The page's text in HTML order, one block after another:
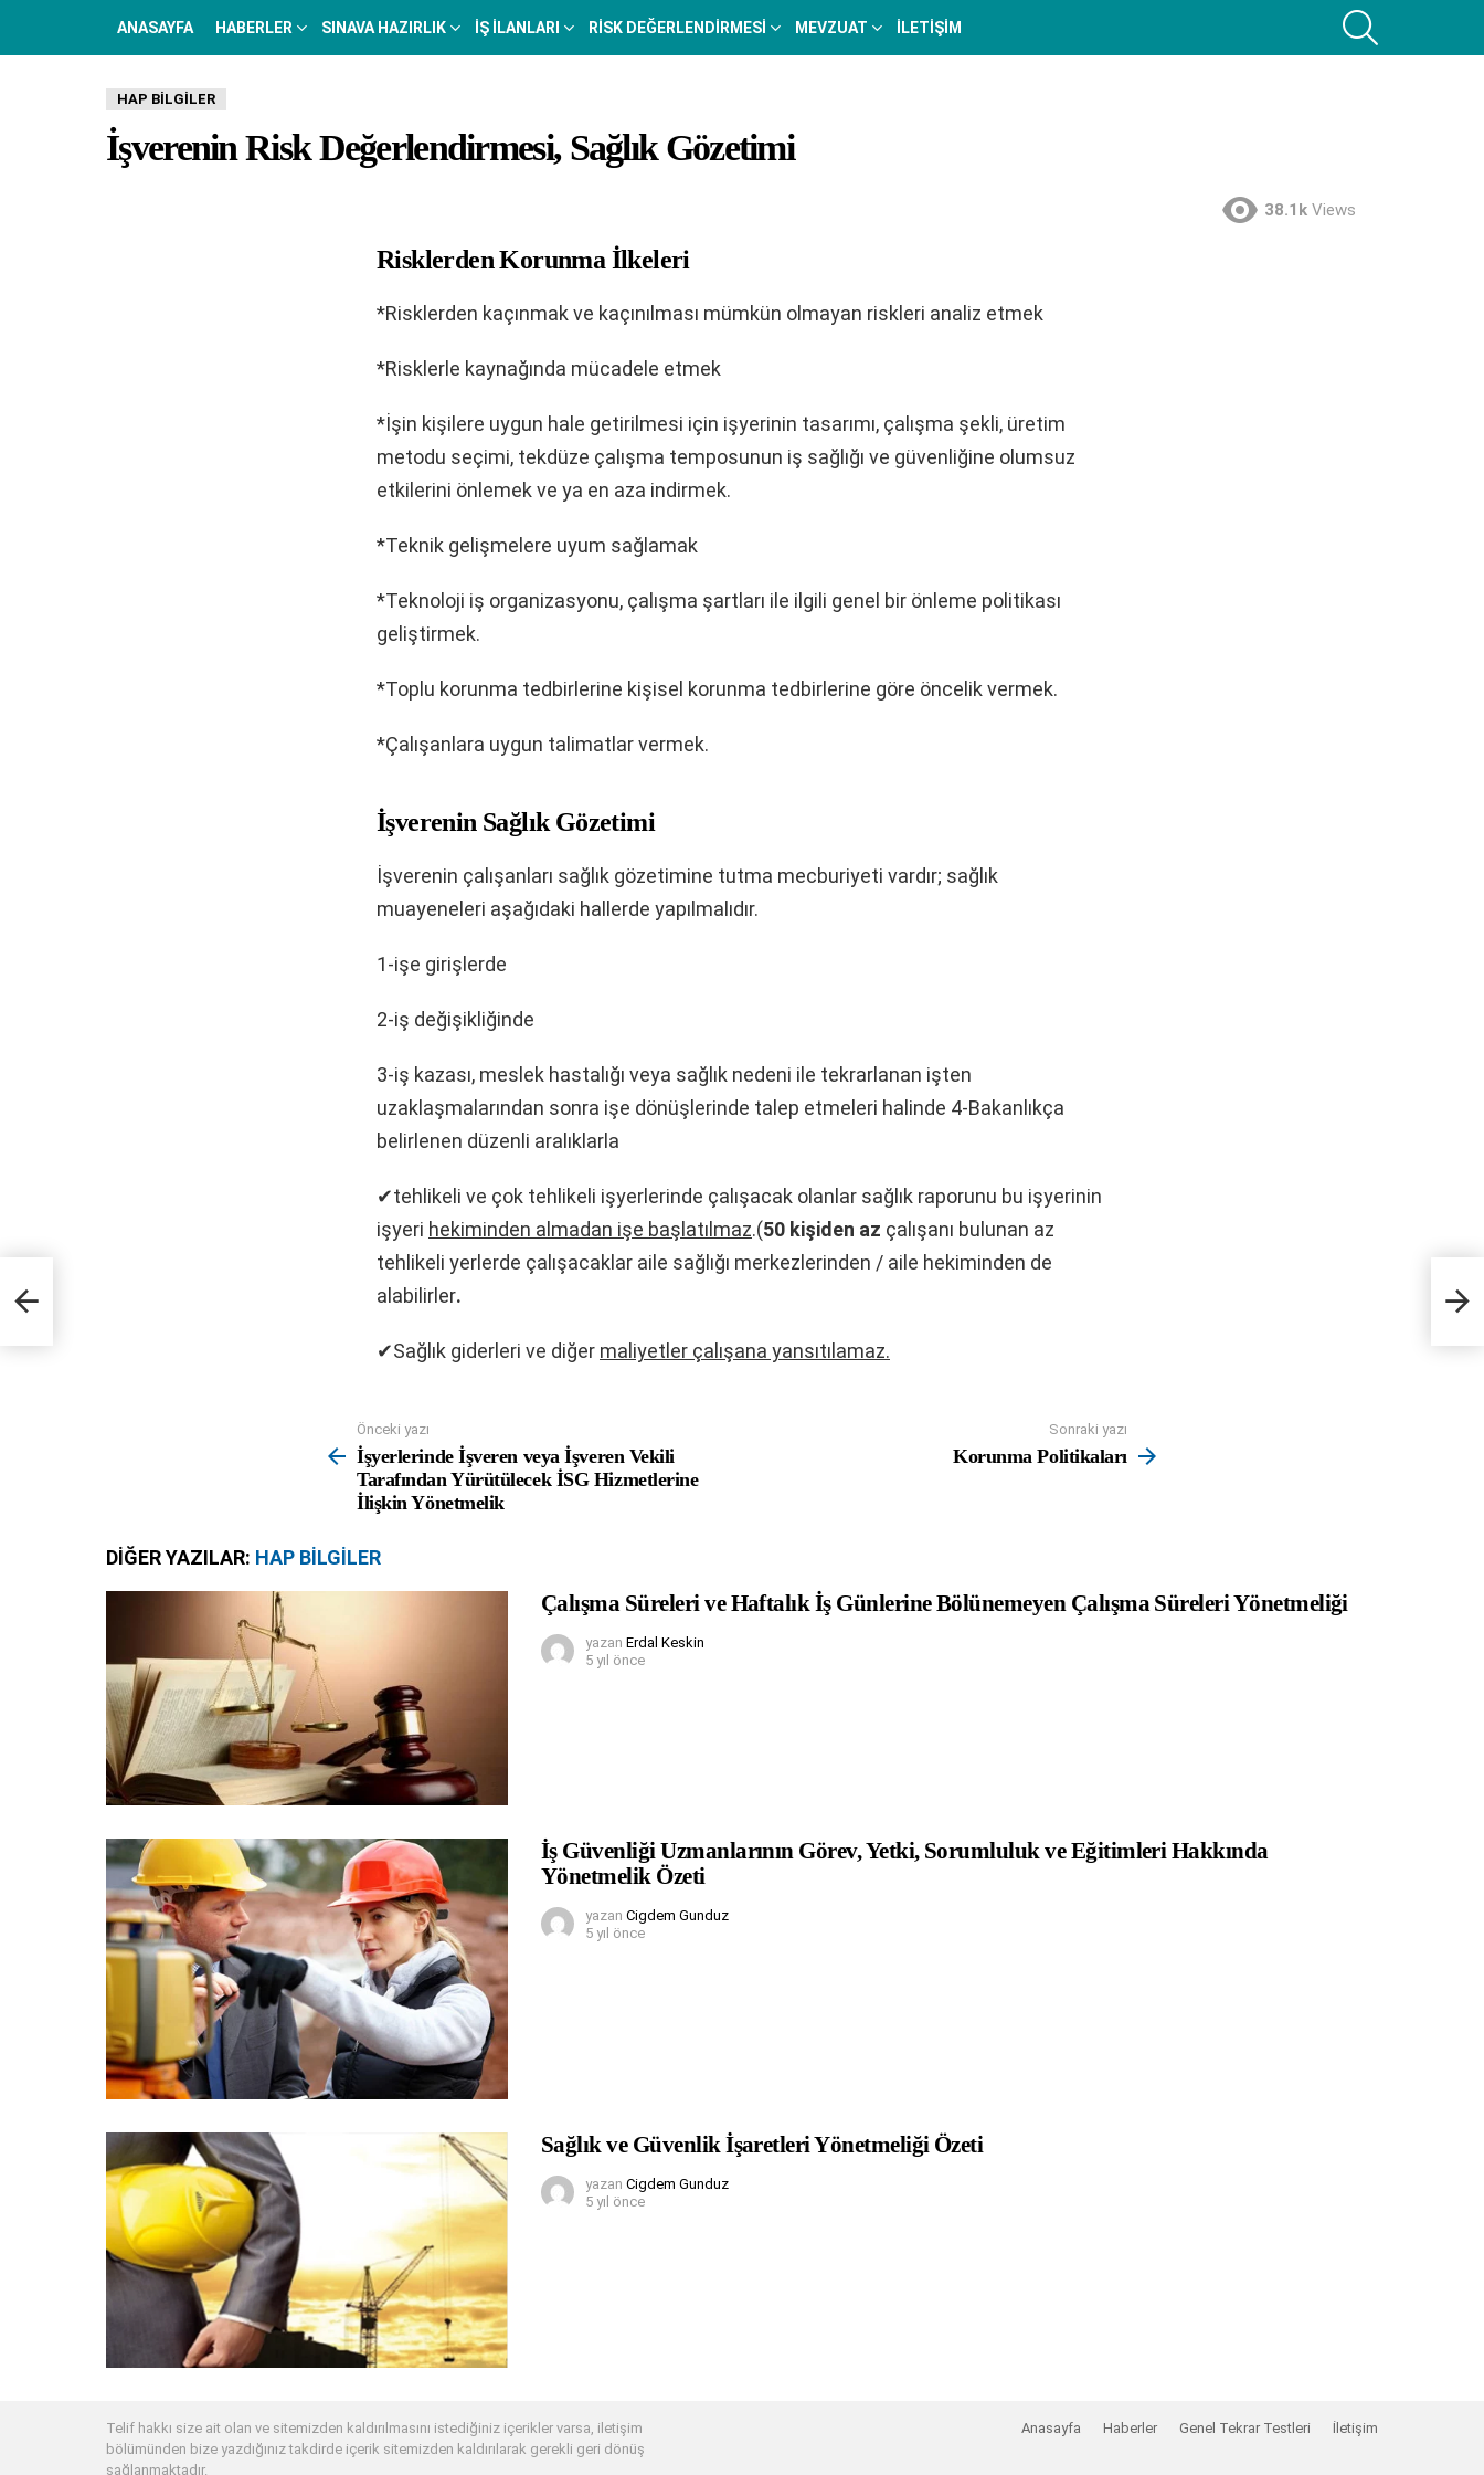
ANASAYFA HABERLER SINAVA HAZIRLIK İŞ İLANLARI RISK DEĞERLENDIRMESI MEVZUAT İLETIŞIM
HAP BILGILER
İşverenin Risk Değerlendirmesi, Sağlık Gözetimi
38.1k Views
Risklerden Korunma İlkeleri
*Risklerden kaçınmak ve kaçınılması mümkün olmayan riskleri analiz etmek
*Risklerle kaynağında mücadele etmek
*İşin kişilere uygun hale getirilmesi için işyerinin tasarımı, çalışma şekli, üretim
metodu seçimi, tekdüze çalışma temposunun iş sağlığı ve güvenliğine olumsuz
etkilerini önlemek ve ya en aza indirmek.
*Teknik gelişmelere uyum sağlamak
*Teknoloji iş organizasyonu, çalışma şartları ile ilgili genel bir önleme politikası
geliştirmek.
*Toplu korunma tedbirlerine kişisel korunma tedbirlerine göre öncelik vermek.
*Çalışanlara uygun talimatlar vermek.
İşverenin Sağlık Gözetimi
İşverenin çalışanları sağlık gözetimine tutma mecburiyeti vardır; sağlık
muayeneleri aşağıdaki hallerde yapılmalıdır.
1-işe girişlerde
2-iş değişikliğinde
3-iş kazası, meslek hastalığı veya sağlık nedeni ile tekrarlanan işten
uzaklaşmalarından sonra işe dönüşlerinde talep etmeleri halinde 4-Bakanlıkça
belirlenen düzenli aralıklarla
✔tehlikeli ve çok tehlikeli işyerlerinde çalışacak olanlar sağlık raporunu bu işyerinin
işyeri hekiminden almadan işe başlatılmaz.(50 kişiden az çalışanı bulunan az
tehlikeli yerlerde çalışacaklar aile sağlığı merkezlerinden / aile hekiminden de
alabilirler.
✔Sağlık giderleri ve diğer maliyetler çalışana yansıtılamaz.
more
Önceki yazı
İşyerlerinde İşveren veya İşveren Vekili
Tarafından Yürütülecek İSG Hizmetlerine
İlişkin Yönetmelik
Sonraki yazı
Korunma Politikaları
DIĞER YAZILAR: HAP BILGILER
Çalışma Süreleri ve Haftalık İş Günlerine Bölünemeyen Çalışma Süreleri Yönetmeliği
yazan Erdal Keskin
5 yıl önce
İş Güvenliği Uzmanlarının Görev, Yetki, Sorumluluk ve Eğitimleri Hakkında
Yönetmelik Özeti
yazan Cigdem Gunduz
5 yıl önce
Sağlık ve Güvenlik İşaretleri Yönetmeliği Özeti
yazan Cigdem Gunduz
5 yıl önce
Telif hakkı size ait olan ve sitemizden kaldırılmasını istediğiniz içerikler varsa, iletişim
bölümünden bize yazdığınız takdirde içerik sitemizden kaldırılarak gerekli geri dönüş
sağlanmaktadır.
Anasayfa Haberler Genel Tekrar Testleri İletişim